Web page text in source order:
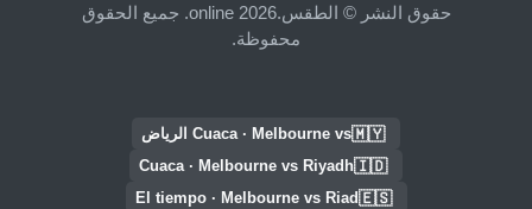
حقوق النشر © الطقس.online 2026. جميع الحقوق
محفوظة.
🇲🇾Cuaca · Melbourne vs الرياض
🇮🇩
Cuaca · Melbourne vs Riyadh
🇪🇸
El tiempo · Melbourne vs Riad